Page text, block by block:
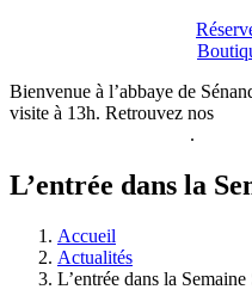
Bienvenue à l’abbaye de
visite à 13h. Retrouvez nos
.
L’entrée dans la
Accueil
Actualités
L’entrée dans la Semaine